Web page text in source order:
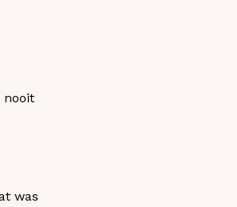
nooit
was